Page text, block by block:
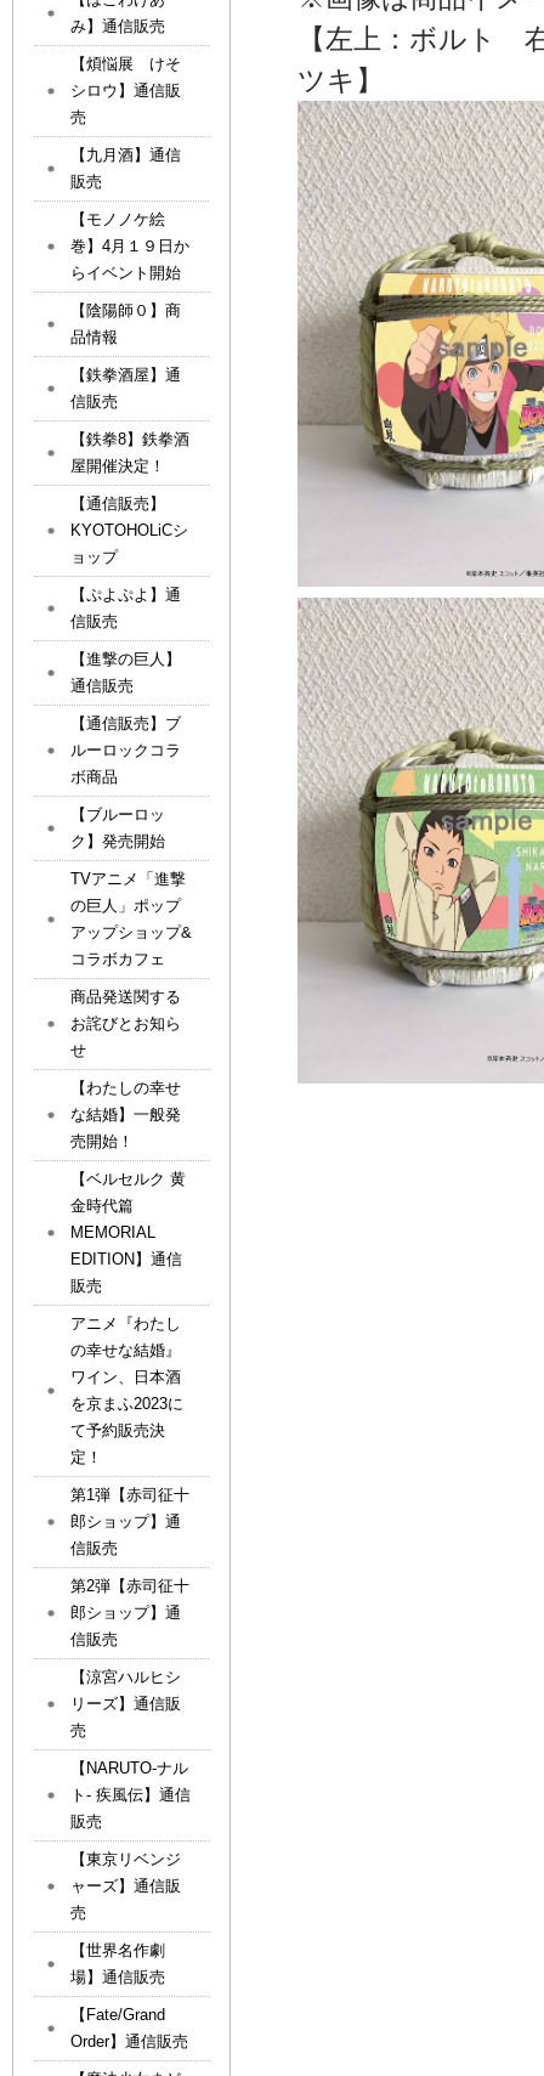
【左上：ボルト
ツキ】
み】通信販売
【煩悩展 けそ
シロウ】通信販
売
【九月酒】通信
販売
【モノノケ絵
巻】4月１９日か
らイベント開始
【陰陽師０】商
品情報
【鉄拳酒屋】通
信販売
【鉄拳8】鉄拳酒
屋開催決定！
【通信販売】
KYOTOHOLiCシ
ョップ
【ぷよぷよ】通
信販売
【進撃の巨人】
通信販売
【通信販売】ブ
ルーロックコラ
ボ商品
【ブルーロッ
ク】発売開始
TVアニメ「進撃
の巨人」ポップ
アップショップ&
コラボカフェ
商品発送関する
お詫びとお知ら
せ
【わたしの幸せ
な結婚】一般発
売開始！
【ベルセルク 黄
金時代篇
MEMORIAL
EDITION】通信
販売
アニメ『わたし
の幸せな結婚』
ワイン、日本酒
を京まふ2023に
て予約販売決
定！
第1弾【赤司征十
郎ショップ】通
信販売
第2弾【赤司征十
郎ショップ】通
信販売
【涼宮ハルヒシ
リーズ】通信販
売
【NARUTO-ナル
ト- 疾風伝】通信
販売
【東京リベンジ
ャーズ】通信販
売
【世界名作劇
場】通信販売
【Fate/Grand
Order】通信販売